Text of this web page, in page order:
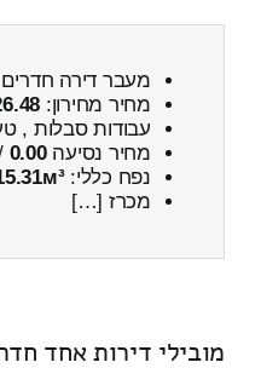
מעבר דירה
מחיר מחירון:
עבודות סבלות ,
מחיר נסיעה0.00
נפח כללי:
מכרז […]
מובילי דירות אחד